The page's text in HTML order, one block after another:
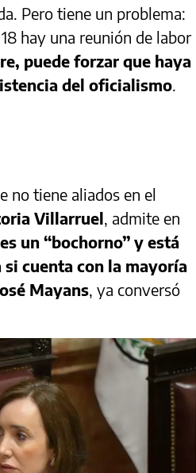
Pero tiene un problema:
hay una reunión de labor
puede forzar que haya
del oficialismo.
no tiene aliados en el
Villarruel, admite en
un “bochorno” y está
cuenta con la mayoría
Mayans, ya conversó